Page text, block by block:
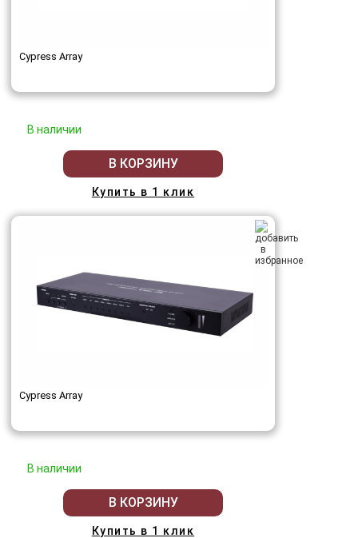
Cypress Array
В наличии
В КОРЗИНУ
Купить в 1 клик
Cypress Array
В наличии
В КОРЗИНУ
Купить в 1 клик